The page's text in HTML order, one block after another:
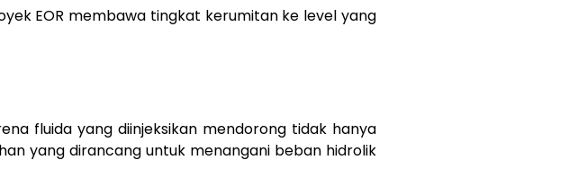
EOR membawa tingkat kerumitan ke level yang
fluida yang diinjeksikan mendorong tidak hanya
yang dirancang untuk menangani beban hidrolik